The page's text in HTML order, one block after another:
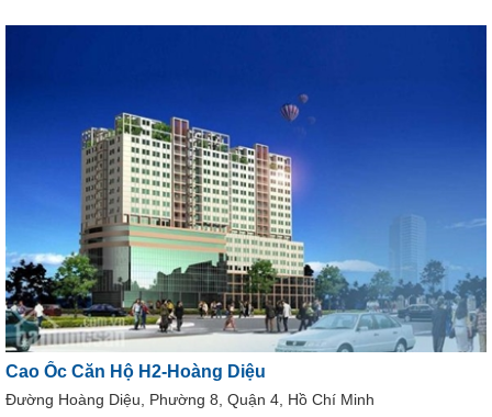
Cao Ốc Căn Hộ H2-Hoàng Diệu
Đường Hoàng Diệu, Phường 8, Quận 4, Hồ Chí Minh